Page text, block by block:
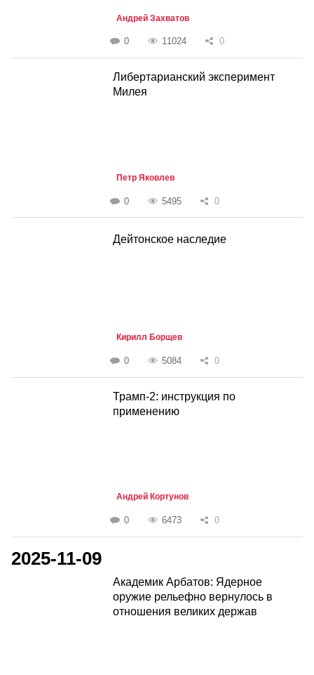
Андрей Захватов
0 11024 0
Либертарианский эксперимент
Милея
Петр Яковлев
0 5495 0
Дейтонское наследие
Кирилл Борщев
0 5084 0
Трамп-2: инструкция по
применению
Андрей Кортунов
0 6473 0
2025-11-09
Академик Арбатов: Ядерное
оружие рельефно вернулось в
отношения великих держав